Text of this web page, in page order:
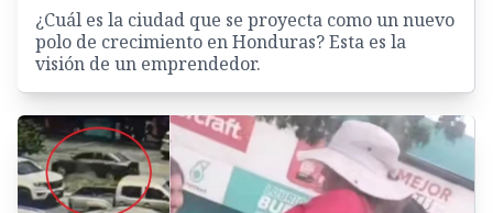
¿Cuál es la ciudad que se proyecta como un nuevo
polo de crecimiento en Honduras? Esta es la
visión de un emprendedor.